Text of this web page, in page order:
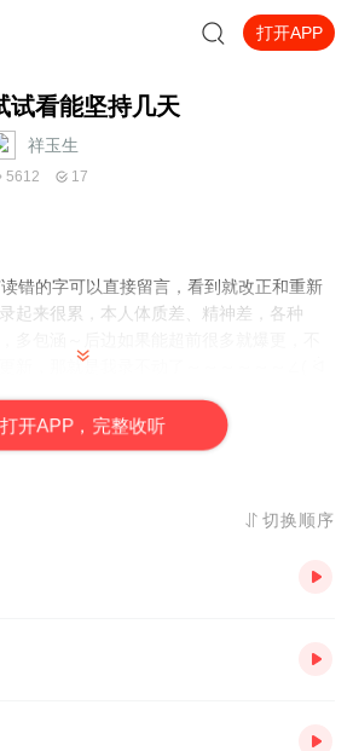
打开APP
试看能坚持几天
祥玉生
5612 17
错的字可以直接留言，看到就改正和重新
起来很累，本人体质差、精神差，各种
新，那就是我录不动了～～～～～～∠( ᐛ
打开APP，完整收听
切换顺序